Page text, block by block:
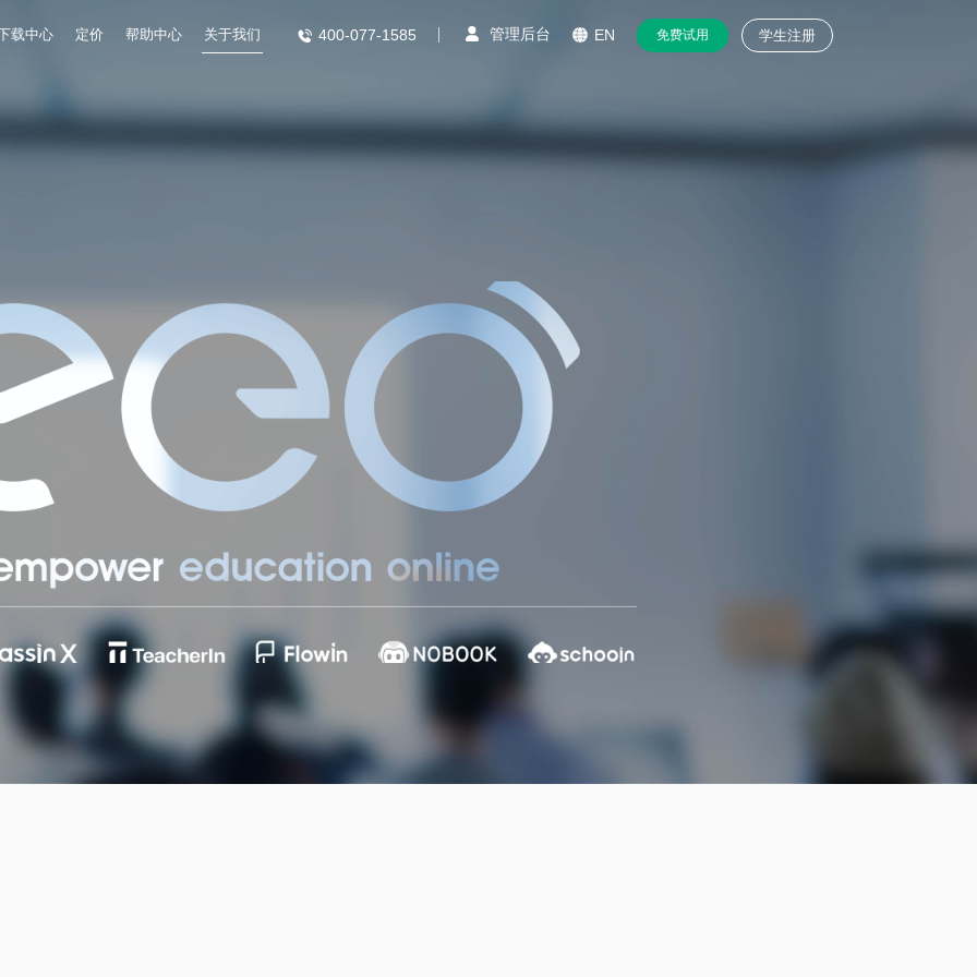
载中心 定价 帮助中心 关于我们 400-077-1585 管理后台 EN 免费试用 学生注册